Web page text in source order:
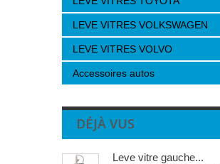
LEVE VITRES VOLKSWAGEN
LEVE VITRES VOLVO
Accessoires autos
DÉJÀ VUS
Leve vitre gauche...